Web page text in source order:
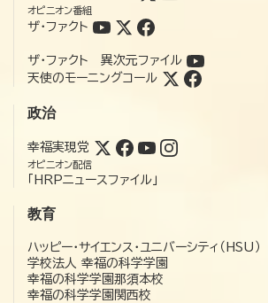
オピニオン番組
ザ・ファクト
ザ・ファクト 異次元ファイル
天使のモーニングコール
政治
幸福実現党
オピニオン配信
「HRPニュースファイル」
教育
ハッピー・サイエンス・ユニバーシティ（HSU）
学校法人 幸福の科学学園
幸福の科学学園那須本校
幸福の科学学園関西校